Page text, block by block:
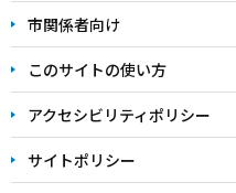
こ
ま
で
市関係者向け
このサイトの使い方
アクセシビリティポリシー
サイトポリシー